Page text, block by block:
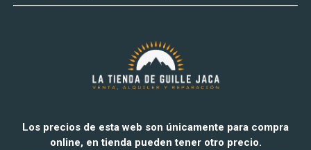
Los precios de esta web son únicamente para compra
online, en tienda pueden tener otro precio.